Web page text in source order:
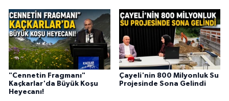
"Cennetin Fragmanı"
Kaçkarlar'da Büyük Koşu
Heyecanı!
Çayeli'nin 800 Milyonluk Su
Projesinde Sona Gelindi